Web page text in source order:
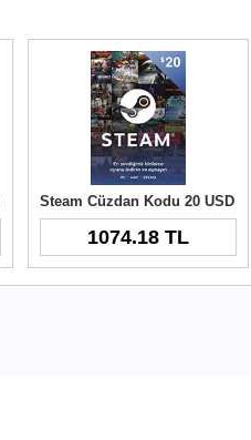
Steam Cüzdan Kodu 20 USD
1074.18 TL